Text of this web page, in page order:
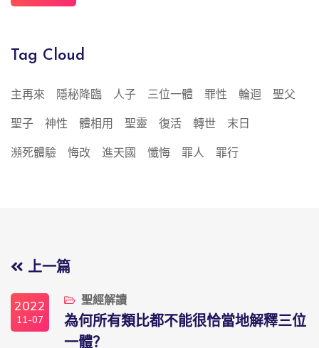
Tag Cloud
主再來 隱秘降臨 人子 三位一體 罪性 輪迴 聖父
聖子 神性 體相用 聖靈 復活 轉世 末日
瀕死體驗 悔改 進天國 懺悔 罪人 罪行
上一篇
2022
11-07
聖經解讀
為何所有類比都不能很恰當地解釋三位
一體？